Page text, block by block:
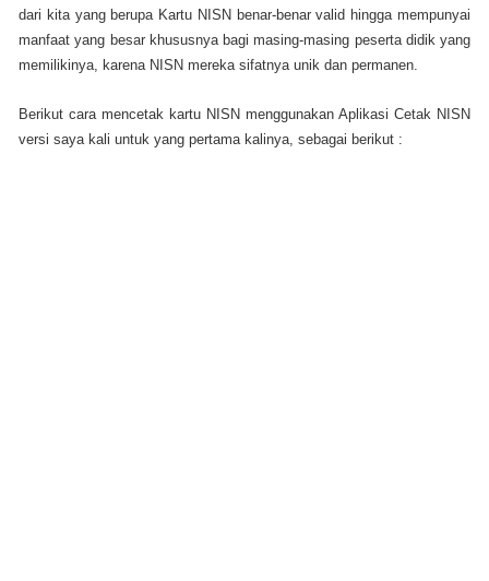
dari kita yang berupa Kartu NISN benar-benar valid hingga mempunyai
manfaat yang besar khususnya bagi masing-masing peserta didik yang
memilikinya, karena NISN mereka sifatnya unik dan permanen.
Berikut cara mencetak kartu NISN menggunakan Aplikasi Cetak NISN
versi saya kali untuk yang pertama kalinya, sebagai berikut :